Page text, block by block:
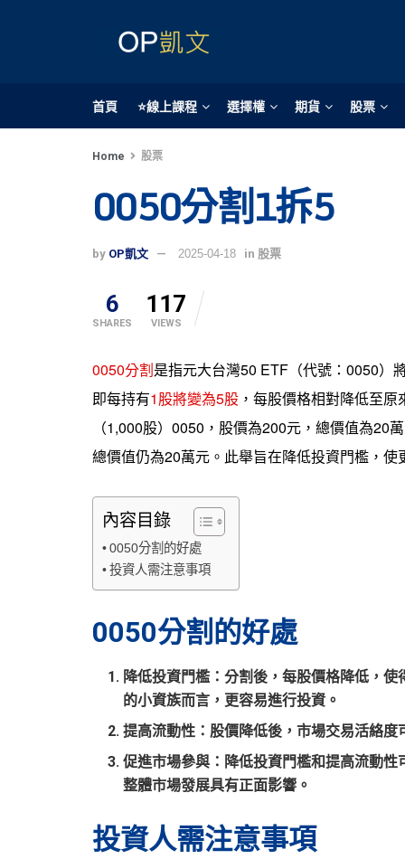
首頁 ⭐線上課程 選擇權 期貨 股票
Home 股票
0050分割1拆5
by OP凱文 2025-04-18 in 股票
6
SHARES
117
VIEWS
0050分割是指元大台灣50 ETF（代號：0050）
即每持有1股將變為5股 ，每股價格相對降低至
（1,000股）0050，股價為200元，總價值為
總價值仍為20萬元。此舉旨在降低投資門檻，
內容目錄
0050分割的好處
投資人需注意事項
0050分割的好處
降低投資門檻 ：分割後，每股價格降低，
的小資族而言，更容易進行投資。
提高流動性 ：股價降低後，市場交易活絡
促進市場參與 ：降低投資門檻和提高流動
整體市場發展具有正面影響。
投資人需注意事項